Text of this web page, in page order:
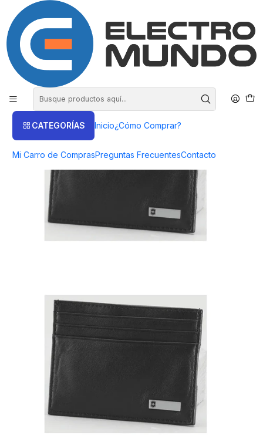
CATEGORÍAS Inicio¿Cómo Comprar?
Mi Carro de ComprasPreguntas FrecuentesContacto
COMPRA HASTA EN 3 CUOTAS SIN INTERES
Inicio Victorinox Billeteras
Tarjetero Victorinox Rome Money Clip Altius 3.0 - Electromundo.